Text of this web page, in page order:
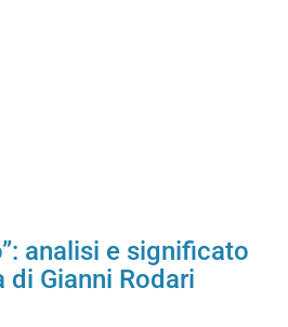
analisi e significato
Gianni Rodari